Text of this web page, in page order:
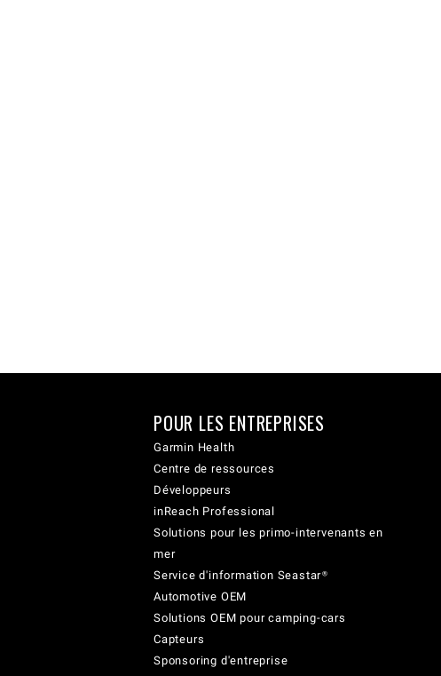
POUR LES ENTREPRISES
Garmin Health
Centre de ressources
Développeurs
inReach Professional
Solutions pour les primo-intervenants en
mer
Service d'information Seastar®
Automotive OEM
Solutions OEM pour camping-cars
Capteurs
Sponsoring d'entreprise